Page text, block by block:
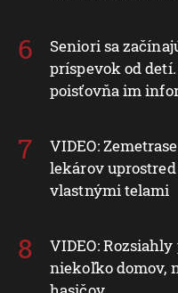
Seniori sa
príspevok od
poisťovňa im
VIDEO:
lekárov
vlastnými telami
VIDEO:
niekoľko domov,